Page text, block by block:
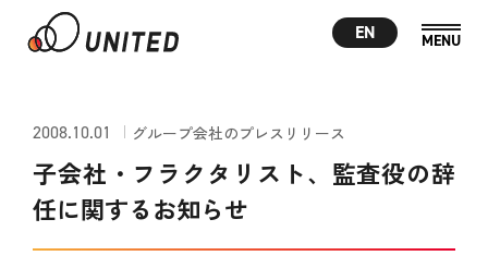
EN
2008.10.01 グループ会社のプレスリリース
子会社・フラクタリスト、監査役の辞
任に関するお知らせ